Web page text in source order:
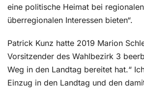
eine politische Heimat bei
überregionalen Interessen bieten“.
Patrick Kunz hatte 2019 Marion
Vorsitzender des Wahlbezirk 3
Weg in den Landtag bereitet hat.“
Einzug in den Landtag und den